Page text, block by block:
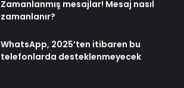
Zamanlanmış mesajlar! Mesaj nasıl
zamanlanır?
WhatsApp, 2025’ten itibaren bu
telefonlarda desteklenmeyecek